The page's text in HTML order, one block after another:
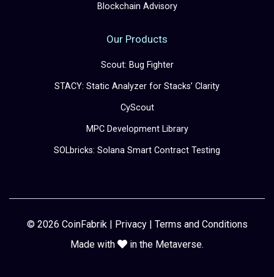
Blockchain Advisory
Our Products
Scout: Bug Fighter
STACY: Static Analyzer for Stacks’ Clarity
CyScout
MPC Development Library
SOLbricks: Solana Smart Contract Testing
© 2026 CoinFabrik | Privacy| Terms and Conditions
Made with
in the Metaverse.